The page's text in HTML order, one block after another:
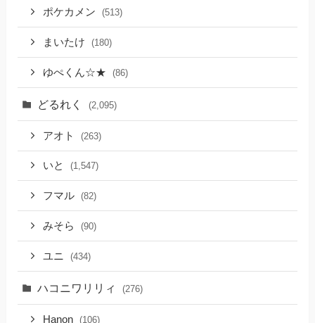
ポケカメン (513)
まいたけ (180)
ゆぺくん☆★ (86)
どるれく (2,095)
アオト (263)
いと (1,547)
フマル (82)
みそら (90)
ユニ (434)
ハコニワリリィ (276)
Hanon (106)